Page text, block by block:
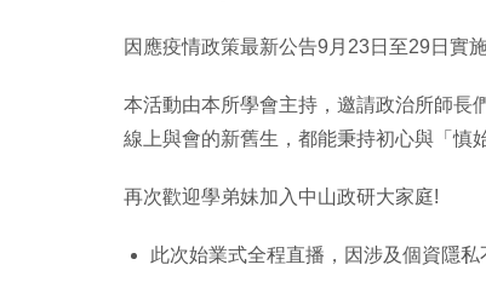
因應疫情政策最新公告9月23日至29日實
本活動由本所學會主持，邀請政治所師長
線上與會的新舊生，都能秉持初心與「慎
再次歡迎學弟妹加入中山政研大家庭!
此次始業式全程直播，因涉及個資隱